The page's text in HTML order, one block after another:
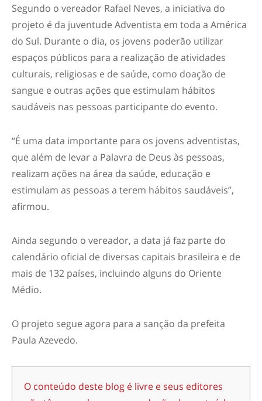
Segundo o vereador Rafael Neves, a iniciativa do
projeto é da juventude Adventista em toda a América
do Sul. Durante o dia, os jovens poderão utilizar
espaços públicos para a realização de atividades
culturais, religiosas e de saúde, como doação de
sangue e outras ações que estimulam hábitos
saudáveis nas pessoas participante do evento.
“É uma data importante para os jovens adventistas,
que além de levar a Palavra de Deus às pessoas,
realizam ações na área da saúde, educação e
estimulam as pessoas a terem hábitos saudáveis”,
afirmou.
Ainda segundo o vereador, a data já faz parte do
calendário oficial de diversas capitais brasileira e de
mais de 132 países, incluindo alguns do Oriente
Médio.
O projeto segue agora para a sanção da prefeita
Paula Azevedo.
O conteúdo deste blog é livre e seus editores